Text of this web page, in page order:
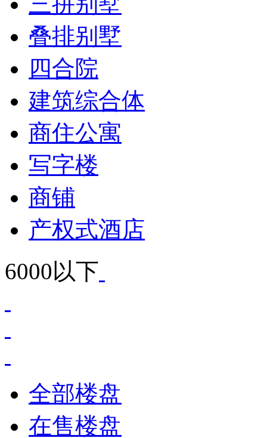
叠排别墅
四合院
建筑综合体
商住公寓
写字楼
商铺
产权式酒店
6000以下
全部楼盘
在售楼盘